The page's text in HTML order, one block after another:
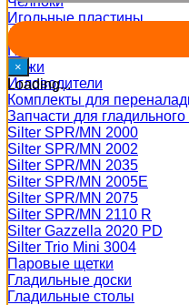
×
Loading...
Игольные пластины
Двигатели ткани
Петлители
Ножи
Игловодители
Комплекты для
Запчасти для
Silter SPR/MN 2000
Silter SPR/MN 2002
Silter SPR/MN 2035
Silter SPR/MN 2005E
Silter SPR/MN 2075
Silter SPR/MN 2110 R
Silter Gazzella 2020 PD
Silter Trio Mini 3004
Паровые щетки
Гладильные доски
Гладильные столы